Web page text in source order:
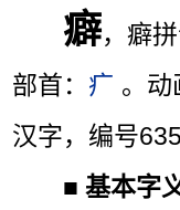
癖，癖拼
部首： 疒 。动
汉字，编号
■基本字